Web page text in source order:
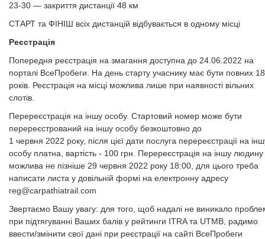
23-30 — закриття дистанції 48 км
СТАРТ та ФІНІШ всіх дистанцій відбувається в одному місці
Реєстрація
Попередня реєстрація на змагання доступна до 24.06.2022 на
порталі ВсеПробеги. На день старту учаснику має бути повних 18
років. Реєстрація на місці можлива лише при наявності вільних
слотів.
Перереєстрація на іншу особу. Стартовий номер може бути
перереєстрований на іншу особу безкоштовно до
1 червня 2022 року, після цієї дати послуга перереєстрації на
особу платна, вартість - 100 грн. Перереєстрація на іншу людину
можлива не пізніше 29 червня 2022 року 18:00, для цього треба
написати листа у довільній формі на електронну адресу
reg@carpathiatrail.com
Звертаємо Вашу увагу: для того, щоб надалі не виникало
при підтягуванні Ваших балів у рейтинги ITRA та UTMB, радимо
ввести/змінити свої дані при реєстрації на сайті ВсеПробеги